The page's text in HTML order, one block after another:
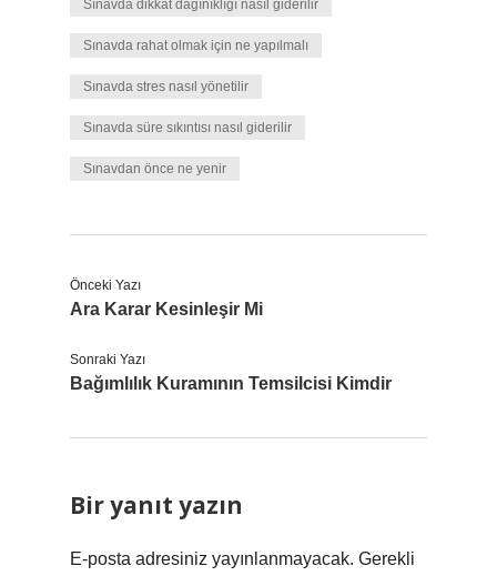
Sınavda dikkat dağınıklığı nasıl giderilir
Sınavda rahat olmak için ne yapılmalı
Sınavda stres nasıl yönetilir
Sınavda süre sıkıntısı nasıl giderilir
Sınavdan önce ne yenir
Önceki Yazı
Ara Karar Kesinleşir Mi
Sonraki Yazı
Bağımlılık Kuramının Temsilcisi Kimdir
Bir yanıt yazın
E-posta adresiniz yayınlanmayacak. Gerekli